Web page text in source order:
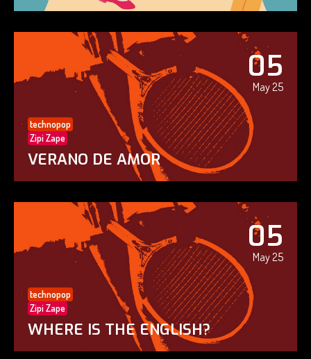
05
May 25
technopop
Zipi Zape
VERANO DE AMOR
05
May 25
technopop
Zipi Zape
WHERE IS THE ENGLISH?